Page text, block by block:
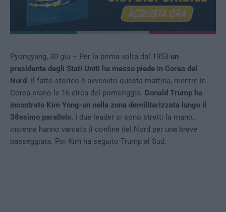
Pyongyang, 30 giu – Per la prima volta dal 1953 un
presidente degli Stati Uniti ha messo piede in Corea del
Nord. Il fatto storico è avvenuto questa mattina, mentre in
Corea erano le 16 circa del pomeriggio. Donald Trump ha
incontrato Kim Yong-un nella zona demilitarizzata lungo il
38esimo parallelo. I due leader si sono stretti la mano,
insieme hanno varcato il confine del Nord per una breve
passeggiata. Poi Kim ha seguito Trump al Sud.